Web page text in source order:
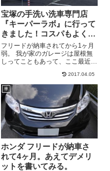
宝塚の手洗い洗車専門店
『キーパーラボ』に行って
きました！コスパもよくて
おすすめ！
フリードが納車されてから1ヶ月
弱。 我が家のガレージは屋根無
しってこともあって、ここ最近の
た。実はおいら今まで洗車という
ものに行ったことがありませんで
した。 実家暮らしのときは、一
戸建てだったので、家の前で自分
で...
2017.04.05
車
ホンダ フリードが納車さ
れて4ヶ月。あえてデメリ
ットを書いてみる。